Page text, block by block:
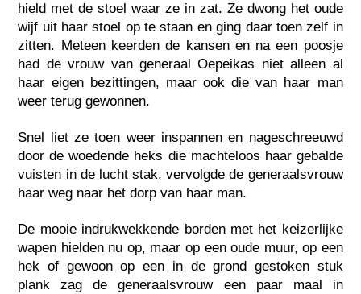
hield met de stoel waar ze in zat. Ze dwong het oude
wijf uit haar stoel op te staan en ging daar toen zelf in
zitten. Meteen keerden de kansen en na een poosje
had de vrouw van generaal Oepeikas niet alleen al
haar eigen bezittingen, maar ook die van haar man
weer terug gewonnen.
Snel liet ze toen weer inspannen en nageschreeuwd
door de woedende heks die machteloos haar gebalde
vuisten in de lucht stak, vervolgde de generaalsvrouw
haar weg naar het dorp van haar man.
De mooie indrukwekkende borden met het keizerlijke
wapen hielden nu op, maar op een oude muur, op een
hek of gewoon op een in de grond gestoken stuk
plank zag de generaalsvrouw een paar maal in